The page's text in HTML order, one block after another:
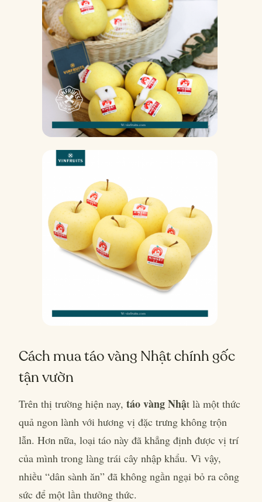
Cách mua táo vàng Nhật chính gốc
tận vườn
Trên thị trường hiện nay, táo vàng Nhật là một thức
quả ngon lành với hương vị đặc trưng không trộn
lẫn. Hơn nữa, loại táo này đã khẳng định được vị trí
của mình trong làng trái cây nhập khẩu. Vì vậy,
nhiều “dân sành ăn” đã không ngần ngại bỏ ra công
sức để một lần thưởng thức.